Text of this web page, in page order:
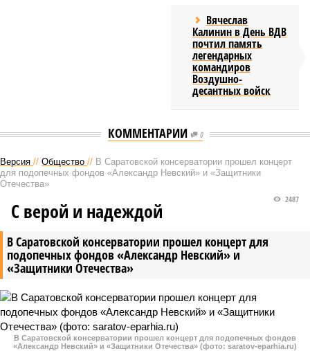
Вячеслав
Калинин в День ВДВ
почтил память
легендарных
командиров
Воздушно-
десантных войск
КОММЕНТАРИИ 0
Версия // Общество // В Саратовской консерватории прошел концерт
для подопечных фондов «Александр Невский» и «Защитники
Отечества»
В Саратовской консерватории прошел концерт для
подопечных фондов «Александр Невский» и
«Защитники Отечества»
2487
С верой и надеждой
В Саратовской консерватории прошел концерт для подопечных фондов
«Александр Невский» и «Защитники Отечества» (фото: saratov-eparhia.ru)